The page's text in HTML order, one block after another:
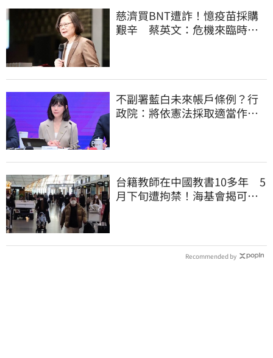
慈濟買BNT遭詐！憶疫苗採購
艱辛 蔡英文：危機來臨時務
不副署藍白未來帳戶條例？行
政院：將依憲法採取適當作
台籍教師在中國教書10多年 5
月下旬遭拘禁！海基會揭可能
Recommended by